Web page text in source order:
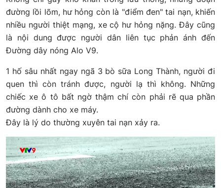
đường lồi lõm, hư hỏng còn là "điểm đen" tai nạn, khiến
nhiều người thiệt mạng, xe cộ hư hỏng nặng. Đây cũng
là nội dung được người dân liên tục phản ánh đến
Đường dây nóng Alo V9.
1 hố sâu nhất ngay ngã 3 bò sữa Long Thành, người đi
quen thì còn tránh được, người lạ thì không. Những
chiếc xe ô tô bất ngờ thậm chí còn phải rẽ qua phần
đường dành cho xe máy.
Đây là lý do thường xuyên tai nạn xảy ra.